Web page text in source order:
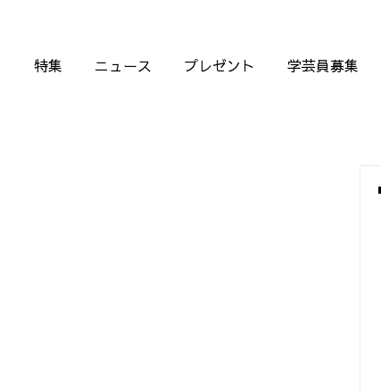
特集 ニュース プレゼント 学芸員募集